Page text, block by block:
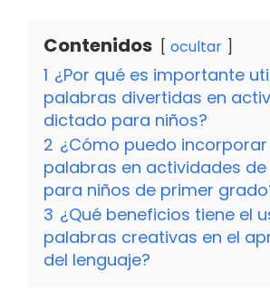
Contenidos ocultar
1 ¿Por qué es importante
palabras divertidas en
dictado para niños?
2 ¿Cómo puedo
palabras en actividades
para niños de primer
3 ¿Qué beneficios tiene el
palabras creativas en el
del lenguaje?